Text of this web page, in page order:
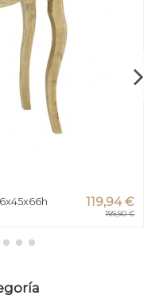
119,94 €
199,90 €